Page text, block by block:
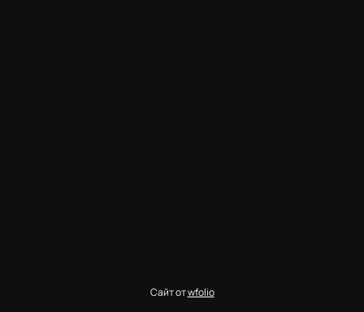
Сайт отwfolio